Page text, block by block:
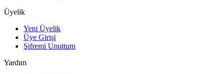
Üyelik
Yeni Üyelik
Üye Girişi
Şifremi Unuttum
Yardım